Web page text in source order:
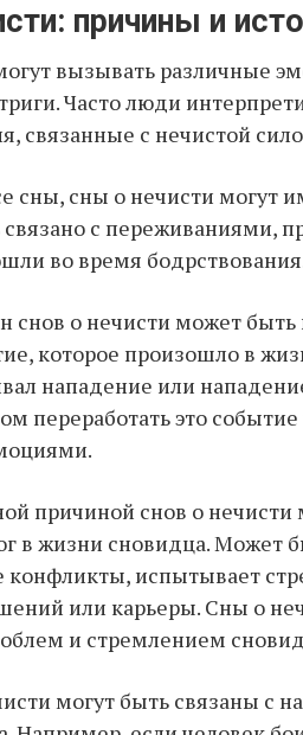
причины и
вызывать различные
Часто люди
связанные с нечистой
сны, сны о нечисти могут
с переживаниями,
во время
снов о нечисти может быть
которое произошло в
нападение или
переработать это
причиной снов о
в жизни сновидца. Может
испытывает
или карьеры. Сны о
и стремлением
могут быть связаны с